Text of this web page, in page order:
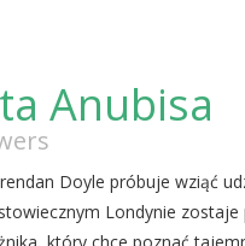
Anubisa
Doyle próbuje wziąć
Londynie zostaje